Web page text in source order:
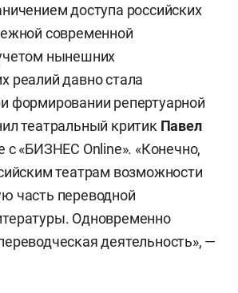
доступа российских
современной
нынешних
реалий давно стала
формировании репертуарной
театральный критик Павел
с «БИЗНЕС Online». «Конечно,
театрам возможности
часть переводной
Одновременно
деятельность», —